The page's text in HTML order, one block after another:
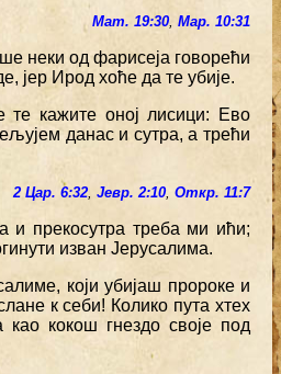
Мат. 19:30, Мар. 10:31
неки од фарисеја говорећи
јер Ирод хоће да те убије.
кажите оној лисици: Ево
данас и сутра, а трећи
2 Цар. 6:32, Јевр. 2:10, Откр. 11:7
и прекосутра треба ми ићи;
изван Јерусалима.
који убијаш пророке и
к себи! Колико пута хтех
као кокош гнездо своје под